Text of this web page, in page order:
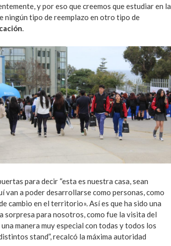
y por eso que creemos que estudiar en la
ningún tipo de reemplazo en otro tipo de
para decir “esta es nuestra casa, sean
van a poder desarrollarse como personas, como
cambio en el territorio». Así es que ha sido una
sorpresa para nosotros, como fue la visita del
manera muy especial con todas y todos los
stand”, recalcó la máxima autoridad